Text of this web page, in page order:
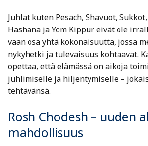
Juhlat kuten Pesach, Shavuot,
Hashana ja Yom Kippur eivät ole
vaan osa yhtä kokonaisuutta, jossa
nykyhetki ja tulevaisuus kohtaavat.
opettaa, että elämässä on aikoja
juhlimiselle ja hiljentymiselle –
tehtävänsä.
Rosh Chodesh – uuden
mahdollisuus